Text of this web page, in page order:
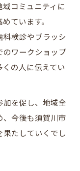
コミュニティに
ています。
検診やブラッシ
のワークショップ
の人に伝えてい
加を促し、地域全
、今後も須賀川市
たしていくでし